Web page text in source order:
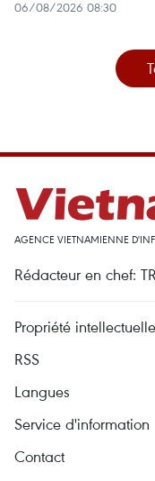
06/08/2026 08:30
AGENCE VIETNAMIENNE
Rédacteur en chef:
Propriété intellectuelle
RSS
Langues
Service d'information
Contact